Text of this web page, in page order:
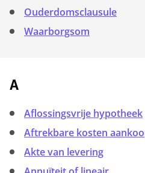
Ouderdomsclausule
Waarborgsom
A
Aflossingsvrije hypotheek
Aftrekbare kosten
Akte van levering